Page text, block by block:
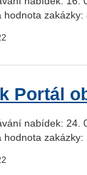
hodnota zakázky:
Portál
nabídek: 24.
hodnota zakázky: